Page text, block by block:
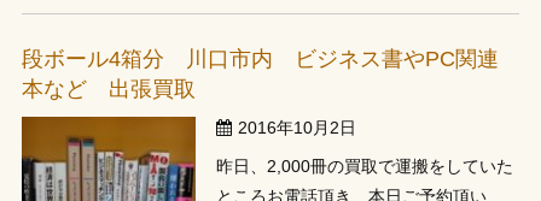
からは少し離れていましたが千代田区
のお客様のところにお伺いしました。
お客様の所にお伺いし、査定をさせて
段ボール4箱分 川口市内 ビジネス書やPC関連
本など 出張買取
2016年10月2日
昨日、2,000冊の買取で運搬をしていた
ところお電話頂き、本日ご予約頂いた